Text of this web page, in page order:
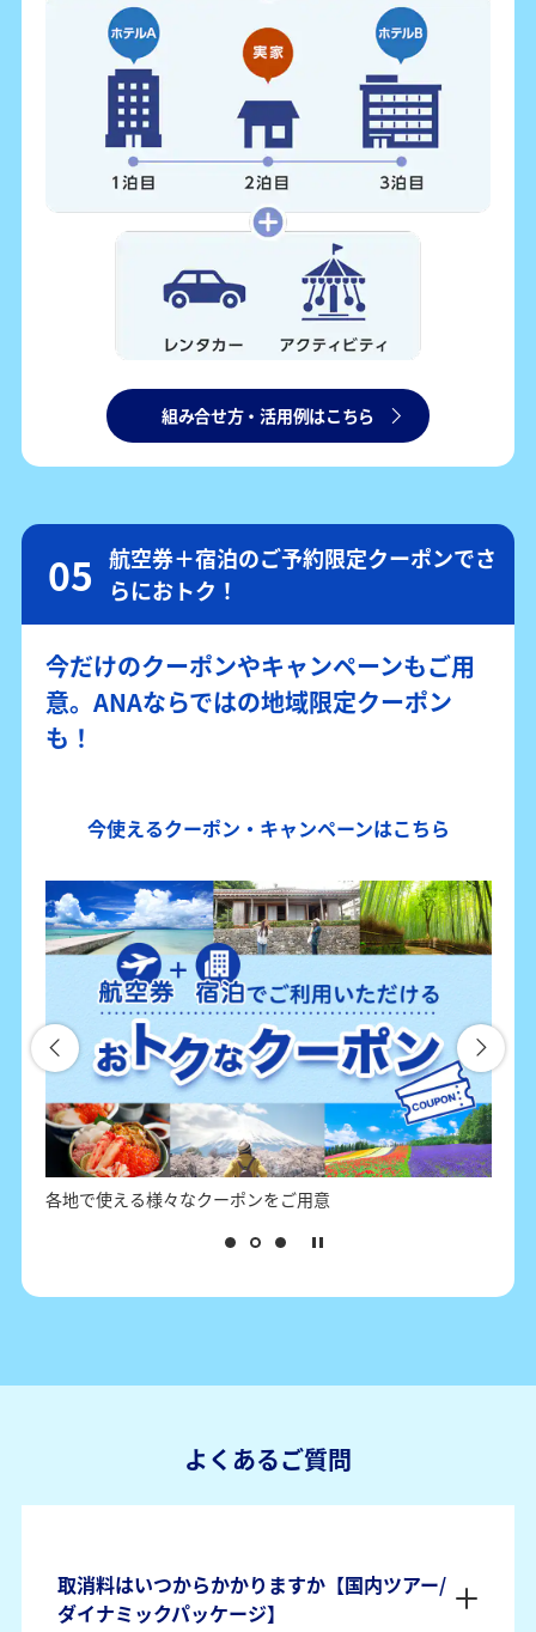
組み合せ方・活用例はこちら
航空券＋宿泊のご予約限定クーポンでさ
らにおトク！
今だけのクーポンやキャンペーンもご用
意。ANAならではの地域限定クーポン
も！
今使えるクーポン・キャンペーンはこちら
日本各地の観光情報とクーポン情報
よくあるご質問
取消料はいつからかかりますか【国内ツアー/
ダイナミックパッケージ】